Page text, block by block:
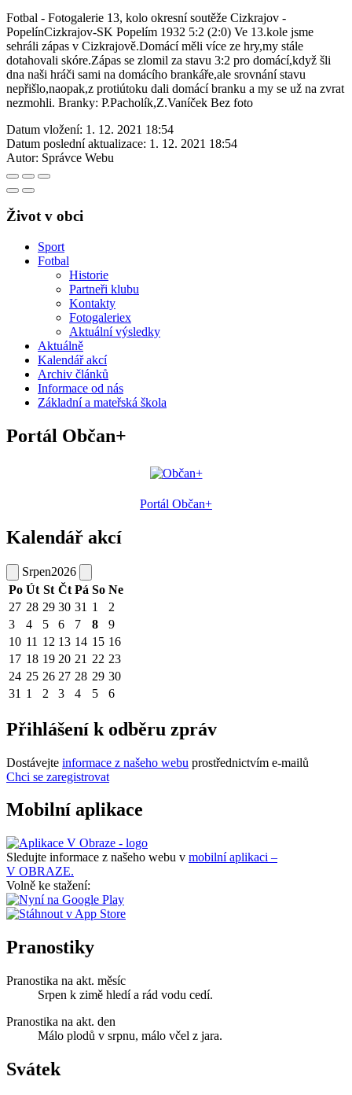
Fotbal - Fotogalerie 13, kolo okresní soutěže Cizkrajov -
PopelínCizkrajov-SK Popelím 1932 5:2 (2:0) Ve 13.kole jsme
sehráli zápas v Cizkrajově.Domácí měli více ze hry,my stále
dotahovali skóre.Zápas se zlomil za stavu 3:2 pro domácí,když šli
dna naši hráči sami na domácího brankáře,ale srovnání stavu
nepřišlo,naopak,z protiútoku dali domácí branku a my se už na zvrat
nezmohli. Branky: P.Pacholík,Z.Vaníček Bez foto
Datum vložení: 1. 12. 2021 18:54
Datum poslední aktualizace: 1. 12. 2021 18:54
Autor: Správce Webu
Život v obci
Sport
Fotbal
Historie
Partneři klubu
Kontakty
Fotogaleriex
Aktuální výsledky
Aktuálně
Kalendář akcí
Archiv článků
Informace od nás
Základní a mateřská škola
Portál Občan+
Portál Občan+
Kalendář akcí
Srpen2026
Po Út St Čt Pá So Ne
27 28 29 30 31 1
2
3
4 5 6 7 8
9
10 11 12 13 14 15 16
17 18 19 20 21 22 23
24 25 26 27 28 29 30
31 1 2 3 4 5 6
Přihlášení k odběru zpráv
Dostávejte informace z našeho webu prostřednictvím e-mailů
Chci se zaregistrovat
Mobilní aplikace
Sledujte informace z našeho webu v mobilní aplikaci –
V OBRAZE.
Volně ke stažení:
Pranostiky
Pranostika na akt. měsíc
Srpen k zimě hledí a rád vodu cedí.
Pranostika na akt. den
Málo plodů v srpnu, málo včel z jara.
Svátek